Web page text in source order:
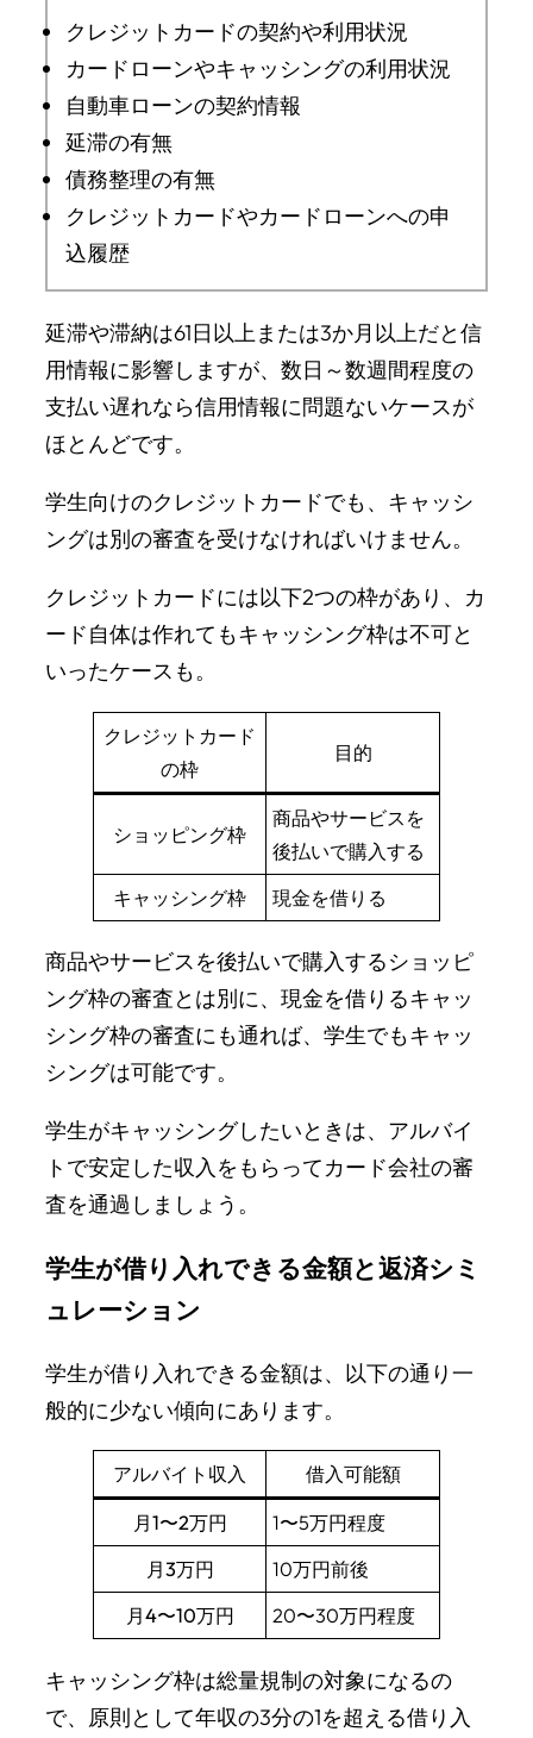
クレジットカードの契約や利用状況
カードローンやキャッシングの利用状況
自動車ローンの契約情報
延滞の有無
債務整理の有無
クレジットカードやカードローンへの申
込履歴
延滞や滞納は61日以上または3か月以上だと信
用情報に影響しますが、数日～数週間程度の
支払い遅れなら信用情報に問題ないケースが
ほとんどです。
学生向けのクレジットカードでも、キャッシ
ングは別の審査を受けなければいけません。
クレジットカードには以下2つの枠があり、カ
ード自体は作れてもキャッシング枠は不可と
いったケースも。
クレジットカード
の枠
目的
ショッピング枠
商品やサービスを
後払いで購入する
キャッシング枠
現金を借りる
商品やサービスを後払いで購入するショッピ
ング枠の審査とは別に、現金を借りるキャッ
シング枠の審査にも通れば、学生でもキャッ
シングは可能です。
学生がキャッシングしたいときは、アルバイ
トで安定した収入をもらってカード会社の審
査を通過しましょう。
学生が借り入れできる金額と返済シミ
ュレーション
学生が借り入れできる金額は、以下の通り一
般的に少ない傾向にあります。
アルバイト収入 借入可能額
月1〜2万円
1〜5万円程度
月3万円
10万円前後
月4〜10万円
20〜30万円程度
キャッシング枠は総量規制の対象になるの
で、原則として年収の3分の1を超える借り入